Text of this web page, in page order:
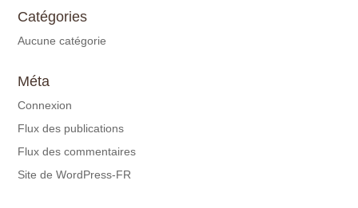
Catégories
Aucune catégorie
Méta
Connexion
Flux des publications
Flux des commentaires
Site de WordPress-FR